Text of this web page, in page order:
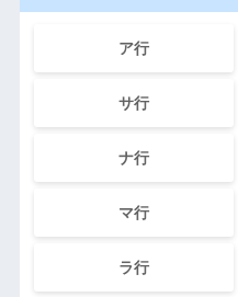
ア行
サ行
ナ行
マ行
ラ行